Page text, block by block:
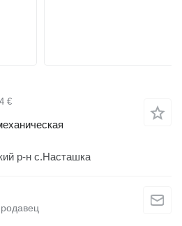
€
р-н с.Насташка